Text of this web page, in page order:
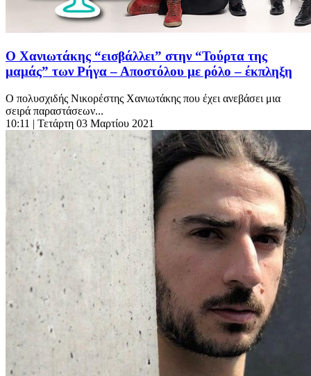
Ο Χανιωτάκης “εισβάλλει” στην “Τούρτα της
μαμάς” των Ρήγα – Αποστόλου με ρόλο – έκπληξη
Ο πολυσχιδής Νικορέστης Χανιωτάκης που έχει ανεβάσει μια
σειρά παραστάσεων...
10:11 | Τετάρτη 03 Μαρτίου 2021